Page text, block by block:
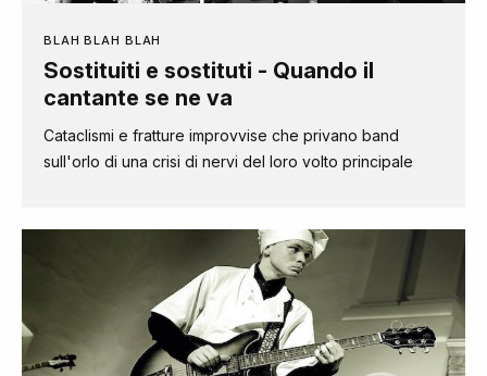
BLAH BLAH BLAH
Sostituiti e sostituti - Quando il
cantante se ne va
Cataclismi e fratture improvvise che privano band
sull'orlo di una crisi di nervi del loro volto principale